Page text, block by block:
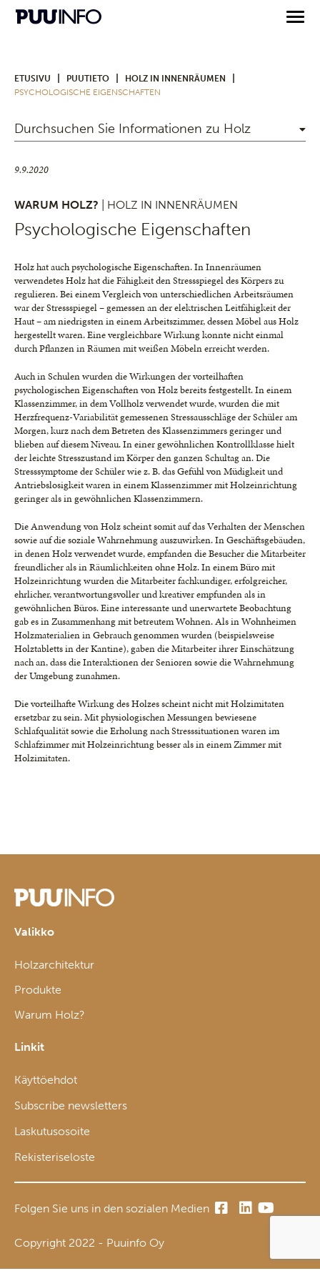
ETUSIVU PUUTIETO HOLZ IN INNENRÄUMEN
PSYCHOLOGISCHE EIGENSCHAFTEN
Durchsuchen Sie Informationen zu Holz
9.9.2020
WARUM HOLZ? | HOLZ IN INNENRÄUMEN
Psychologische Eigenschaften
Holz hat auch psychologische Eigenschaften. In Innenräumen
verwendetes Holz hat die Fähigkeit den Stressspiegel des Körpers zu
regulieren. Bei einem Vergleich von unterschiedlichen Arbeitsräumen
war der Stressspiegel – gemessen an der elektrischen Leitfähigkeit der
Haut – am niedrigsten in einem Arbeitszimmer, dessen Möbel aus Holz
hergestellt waren. Eine vergleichbare Wirkung konnte nicht einmal
durch Pflanzen in Räumen mit weißen Möbeln erreicht werden.
Auch in Schulen wurden die Wirkungen der vorteilhaften
psychologischen Eigenschaften von Holz bereits festgestellt. In einem
Klassenzimmer, in dem Vollholz verwendet wurde, wurden die mit
Herzfrequenz-Variabilität gemessenen Stressausschläge der Schüler am
Morgen, kurz nach dem Betreten des Klassenzimmers geringer und
blieben auf diesem Niveau. In einer gewöhnlichen Kontrollklasse hielt
der leichte Stresszustand im Körper den ganzen Schultag an. Die
Stresssymptome der Schüler wie z. B. das Gefühl von Müdigkeit und
Antriebslosigkeit waren in einem Klassenzimmer mit Holzeinrichtung
geringer als in gewöhnlichen Klassenzimmern.
Die Anwendung von Holz scheint somit auf das Verhalten der Menschen
sowie auf die soziale Wahrnehmung auszuwirken. In Geschäftsgebäuden,
in denen Holz verwendet wurde, empfanden die Besucher die Mitarbeiter
freundlicher als in Räumlichkeiten ohne Holz. In einem Büro mit
Holzeinrichtung wurden die Mitarbeiter fachkundiger, erfolgreicher,
ehrlicher, verantwortungsvoller und kreativer empfunden als in
gewöhnlichen Büros. Eine interessante und unerwartete Beobachtung
gab es in Zusammenhang mit betreutem Wohnen. Als in Wohnheimen
Holzmaterialien in Gebrauch genommen wurden (beispielsweise
Holztabletts in der Kantine), gaben die Mitarbeiter ihrer Einschätzung
nach an, dass die Interaktionen der Senioren sowie die Wahrnehmung
der Umgebung zunahmen.
Die vorteilhafte Wirkung des Holzes scheint nicht mit Holzimitaten
ersetzbar zu sein. Mit physiologischen Messungen bewiesene
Schlafqualität sowie die Erholung nach Stresssituationen waren im
Schlafzimmer mit Holzeinrichtung besser als in einem Zimmer mit
Holzimitaten.
Valikko
Holzarchitektur
Produkte
Warum Holz?
Linkit
Käyttöehdot
Subscribe newsletters
Laskutusosoite
Rekisteriseloste
Folgen Sie uns in den sozialen Medien
Copyright 2022 - Puuinfo Oy